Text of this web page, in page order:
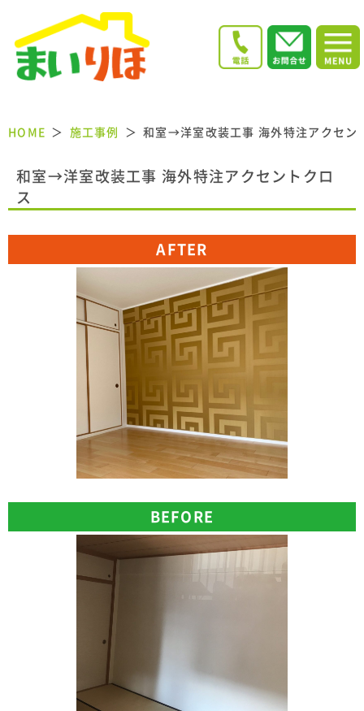
HOME 施工事例 和室→洋室改装工事 海外特注アクセン
和室→洋室改装工事 海外特注アクセントクロ
ス
AFTER
BEFORE